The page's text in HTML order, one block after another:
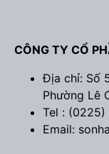
CÔNG TY CỔ
Địa chỉ: Số
Phường Lê
Tel :
Email: